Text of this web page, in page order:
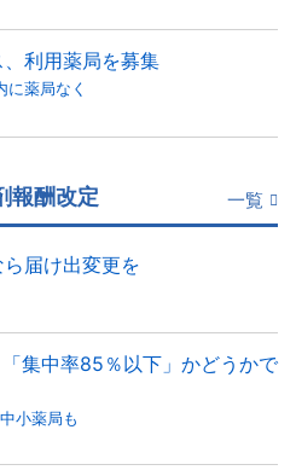
利用薬局を募集
に薬局なく
報酬改定 一覧
届け出変更を
集中率85％以下」かどうかで
小薬局も